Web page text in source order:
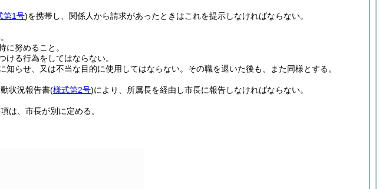
第1号)を携帯し、関係人から請求があったときはこれを提示しなければならない。
に努めること。
る行為をしてはならない。
らせ、又は不当な目的に使用してはならない。 その職を退いた後も、また同様とする。
状況報告書(様式第2号)により、所属長を経由し市長に報告しなければならない。
は、市長が別に定める。